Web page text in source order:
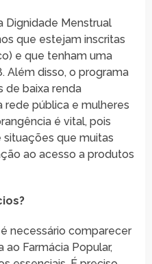
Dignidade Menstrual
que estejam inscritas
e que tenham uma
Além disso, o programa
baixa renda
rede pública e mulheres
é vital, pois
que muitas
ao acesso a produtos
necessário comparecer
Farmácia Popular,